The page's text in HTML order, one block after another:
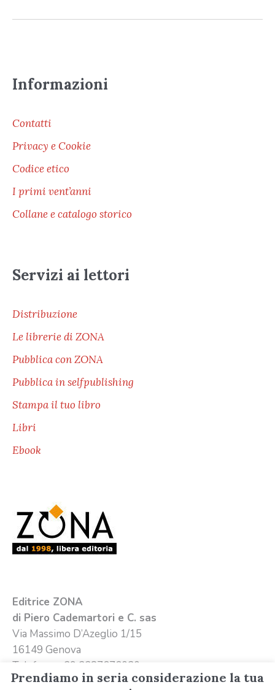
Informazioni
Contatti
Privacy e Cookie
Codice etico
I primi vent’anni
Collane e catalogo storico
Servizi ai lettori
Distribuzione
Le librerie di ZONA
Pubblica con ZONA
Pubblica in selfpublishing
Stampa il tuo libro
Libri
Ebook
Editrice ZONA
di Piero Cademartori e C. sas
Via Massimo D’Azeglio 1/15
16149 Genova
Telefono +39 3387676020
Emailinfo@editricezona.it
Prendiamo in seria considerazione la tua